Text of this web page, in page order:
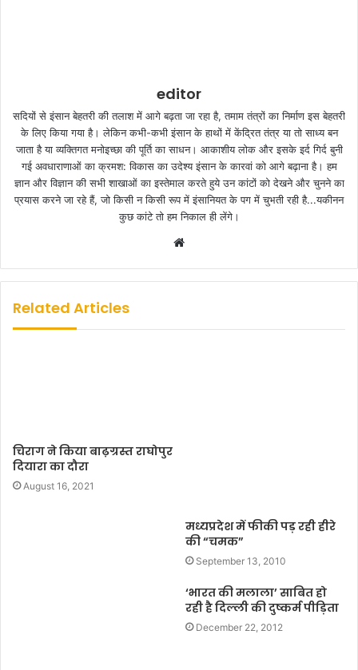
editor
सदियों से इंसान बेहतरी की तलाश में आगे बढ़ता जा रहा है, तमाम तंत्रों का निर्माण इस बेहतरी
के लिए किया गया है। लेकिन कभी-कभी इंसान के हाथों में केंद्रित तंत्र या तो साध्य बन
जाता है या व्यक्तिगत मनोइच्छा की पूर्ति का साधन। आकाशीय लोक और इसके इर्द गिर्द बुनी
गई अवधाराणाओं का क्रमश: विकास का उदेश्य इंसान के कारवां को आगे बढ़ाना है। हम
ज्ञान और विज्ञान की सभी शाखाओं का इस्तेमाल करते हुये उन कांटों को देखने और चुनने का
प्रयास करने जा रहे हैं, जो किसी न किसी रूप में इंसानियत के पग में चुभती रही है...यकीनन
कुछ कांटे तो हम निकाल ही लेंगे।
b
Related Articles
चिराग ने किया बाढ़ग्रस्त राघोपुर
दियारा का दौरा
August 16, 2021
मध्यप्रदेश में फीकी पड़ रही हीरे
की “चमक”
September 13, 2010
‘भारत की मलाला’ साबित हो
रही है दिल्ली की दुष्कर्म पीड़िता
December 22, 2012